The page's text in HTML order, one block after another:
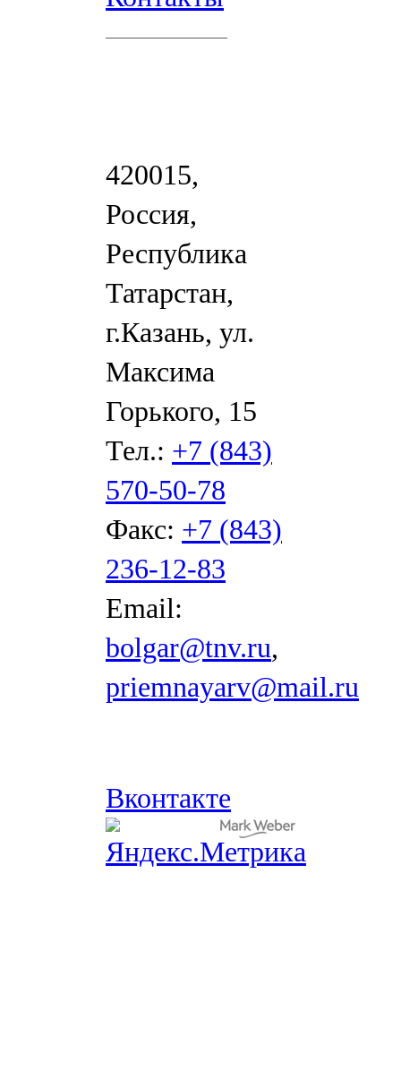
420015,
Россия,
Республика
Татарстан,
г.Казань, ул.
Максима
Горького, 15
Тел.: +7 (843)
570-50-78
Факс: +7 (843)
236-12-83
Email:
bolgar@tnv.ru,
priemnayarv@mail.ru
Вконтакте